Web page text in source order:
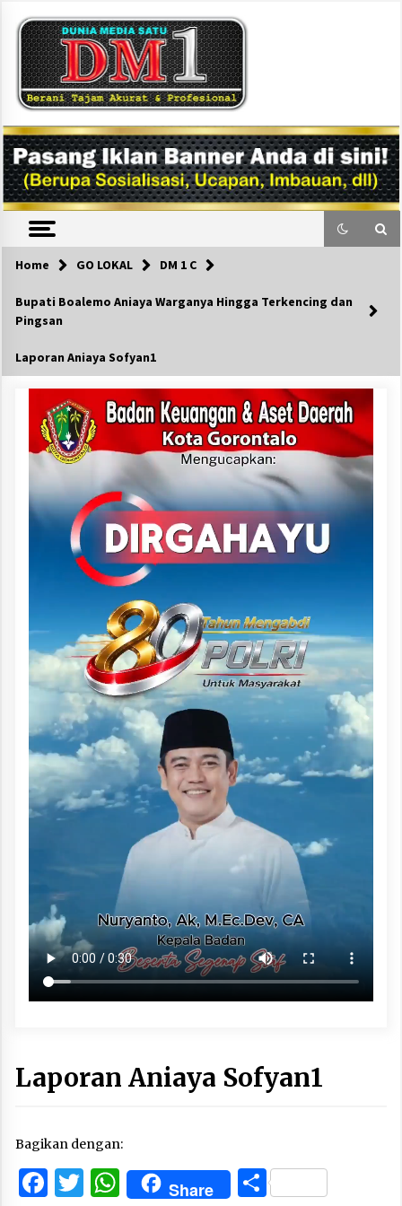
content
DM1
Home GO LOKAL DM 1 C
Bupati Boalemo Aniaya Warganya Hingga Terkencing dan
Pingsan
Laporan Aniaya Sofyan1
Laporan Aniaya Sofyan1
Bagikan dengan:
Facebook
Twitter
WhatsApp
Share Share